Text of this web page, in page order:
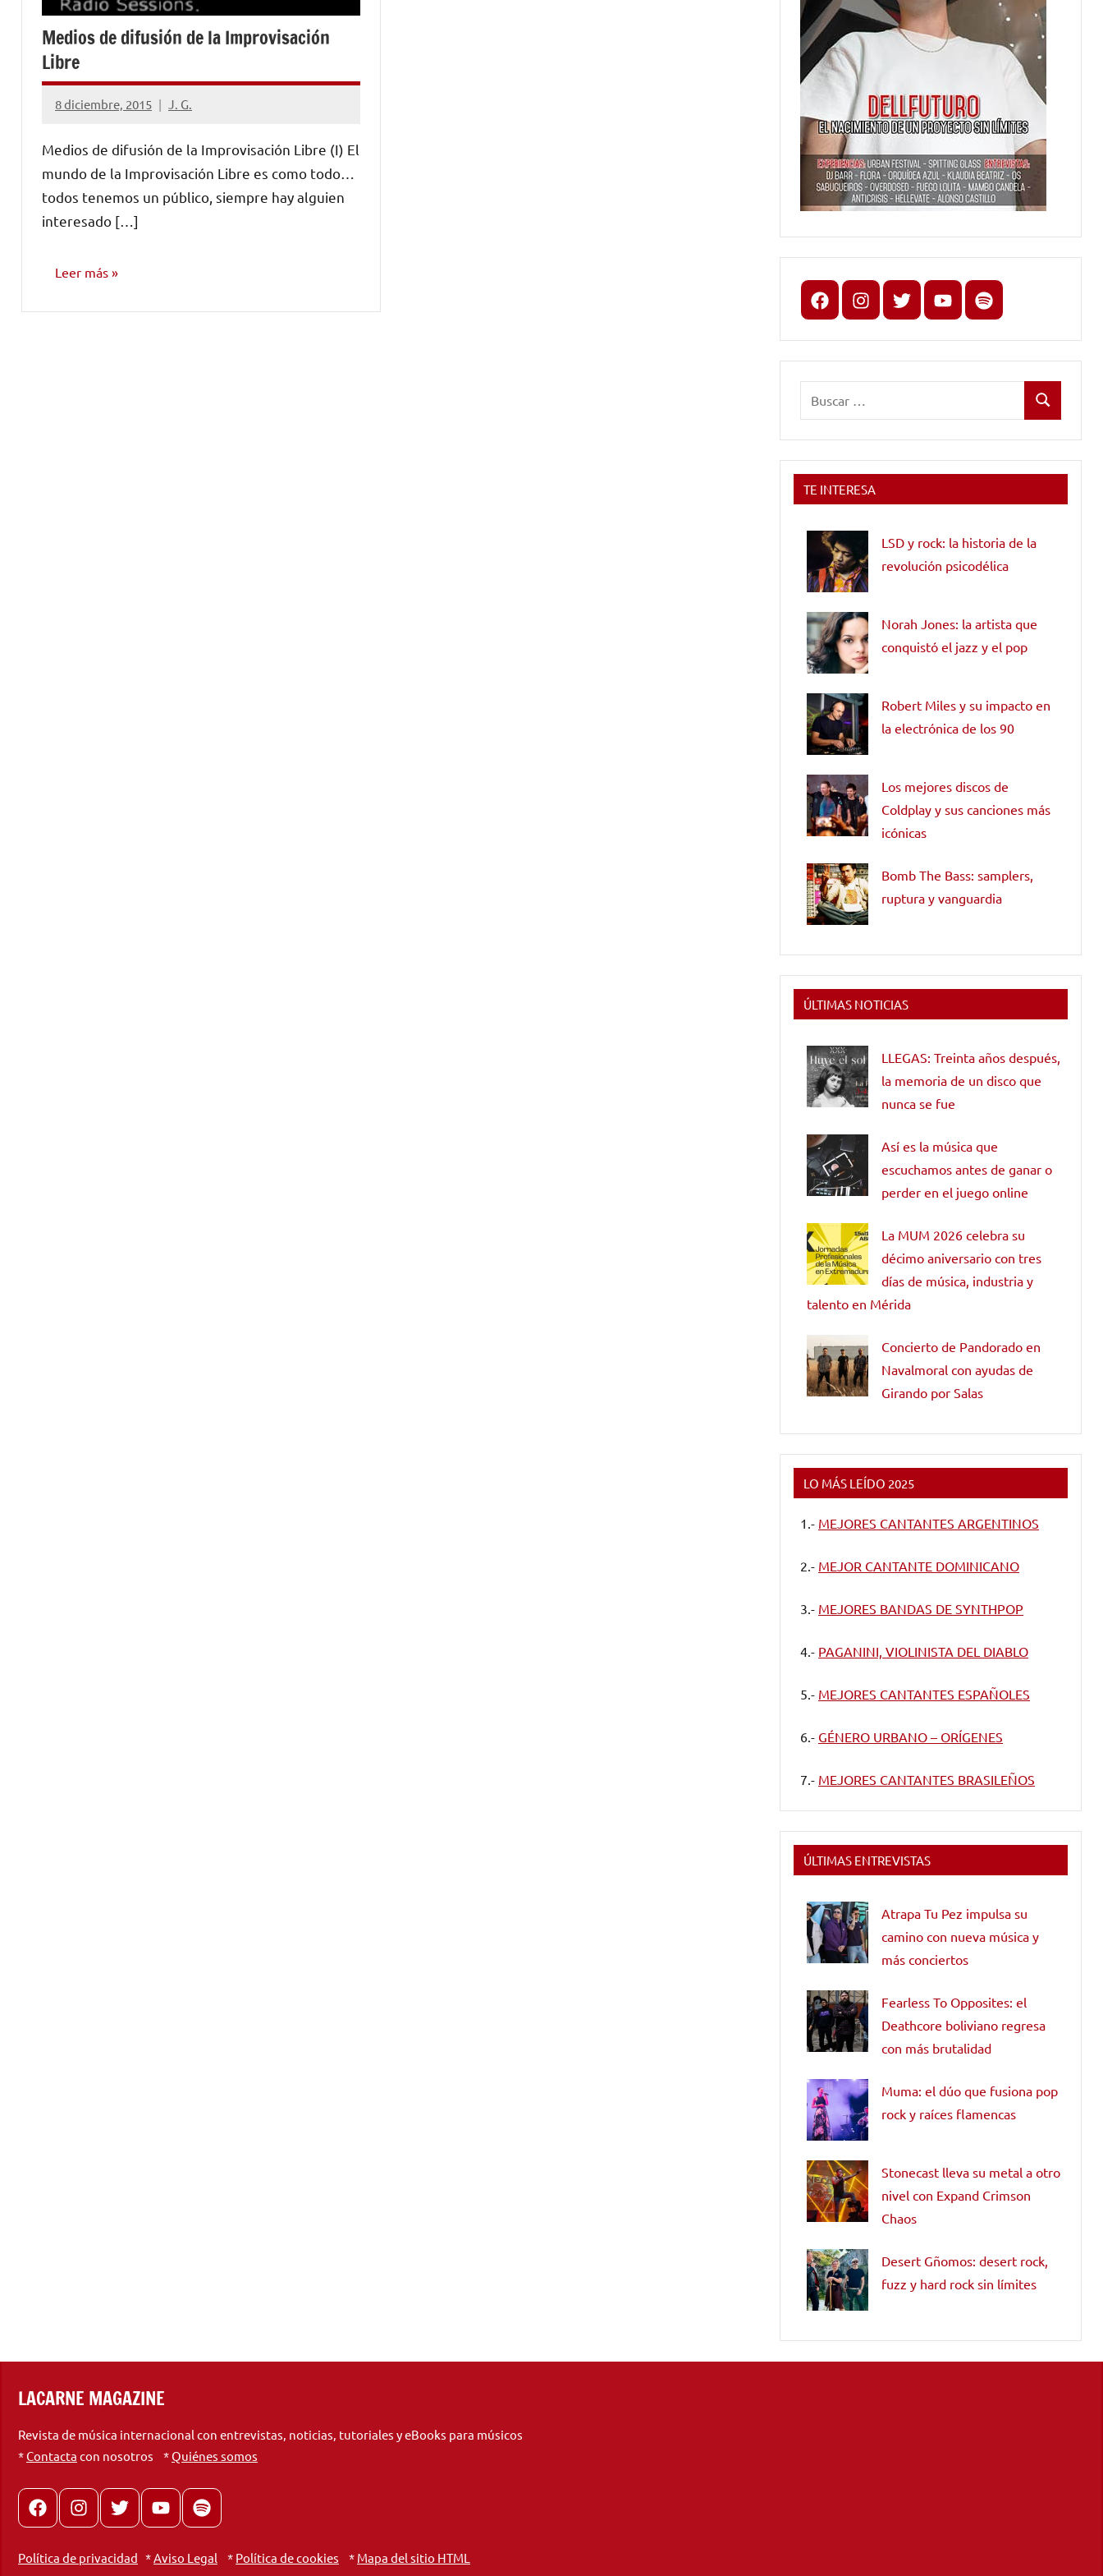
Medios de difusión de la Improvisación
Libre
8 diciembre, 2015 J. G.
No
comentarios
Medios de difusión de la Improvisación Libre (I) El
mundo de la Improvisación Libre es como todo…
todos tenemos un público, siempre hay alguien
interesado […]
Leer más
FacebookInstagram
X youtubespotify
Buscar
TE INTERESA
LSD y rock: la historia de la
revolución psicodélica
Norah Jones: la artista que
conquistó el jazz y el pop
Robert Miles y su impacto en
la electrónica de los 90
Los mejores discos de
Coldplay y sus canciones más
icónicas
Bomb The Bass: samplers,
ruptura y vanguardia
ÚLTIMAS NOTICIAS
LLEGAS: Treinta años después,
la memoria de un disco que
nunca se fue
Así es la música que
escuchamos antes de ganar o
perder en el juego online
La MUM 2026 celebra su
décimo aniversario con tres
días de música, industria y
talento en Mérida
Concierto de Pandorado en
Navalmoral con ayudas de
Girando por Salas
LO MÁS LEÍDO 2025
1.- MEJORES CANTANTES ARGENTINOS
2.- MEJOR CANTANTE DOMINICANO
3.- MEJORES BANDAS DE SYNTHPOP
4.- PAGANINI, VIOLINISTA DEL DIABLO
5.- MEJORES CANTANTES ESPAÑOLES
6.- GÉNERO URBANO – ORÍGENES
7.- MEJORES CANTANTES BRASILEÑOS
ÚLTIMAS ENTREVISTAS
Atrapa Tu Pez impulsa su
camino con nueva música y
más conciertos
Fearless To Opposites: el
Deathcore boliviano regresa
con más brutalidad
Muma: el dúo que fusiona pop
rock y raíces flamencas
Stonecast lleva su metal a otro
nivel con Expand Crimson
Chaos
Desert Gñomos: desert rock,
fuzz y hard rock sin límites
LACARNE MAGAZINE
Revista de música internacional con entrevistas, noticias, tutoriales y eBooks para músicos
*Contacta con nosotros *Quiénes somos
FacebookInstagram
X youtubespotify
Política de privacidad *Aviso Legal * Política de cookies * Mapa del sitio HTML